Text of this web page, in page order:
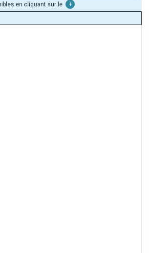
en cliquant sur le +